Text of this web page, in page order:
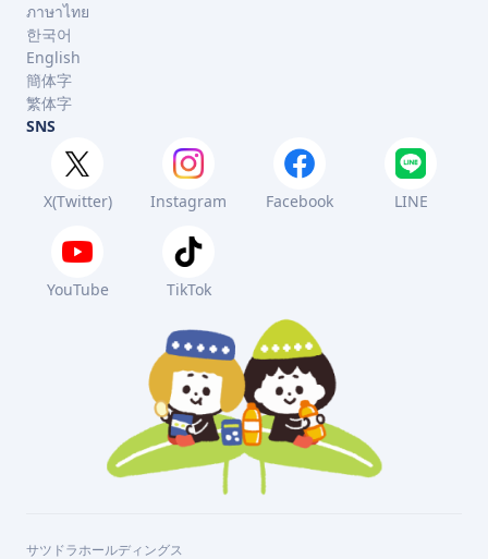
ภาษาไทย
한국어
English
簡体字
繁体字
SNS
X(Twitter) Instagram Facebook LINE
YouTube TikTok
サツドラホールディングス